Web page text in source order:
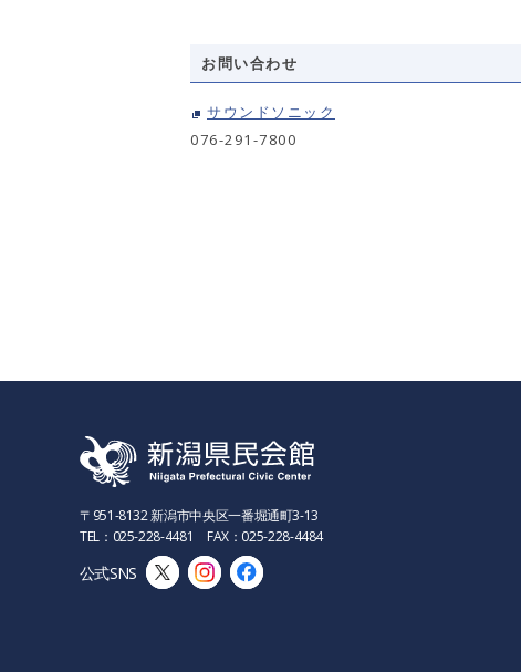
お問い合わせ
サウンドソニック
076-291-7800
〒951-8132 新潟市中央区一番堀通町3-13
TEL：025-228-4481 FAX：025-228-4484
公式SNS